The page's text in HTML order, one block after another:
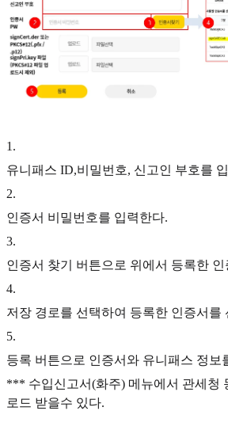
1 .
유니패스 ID,비밀번호, 신고인 부호를
2.
인증서 비밀번호를 입력한다.
3.
인증서 찾기 버튼으로 위에서 등록한
4.
저장 경로를 선택하여 등록한 인증서를
5.
등록 버튼으로 인증서와 유니패스 정보
*** 수입신고서(화주) 메뉴에서 관세청
로드 받을수 있다.